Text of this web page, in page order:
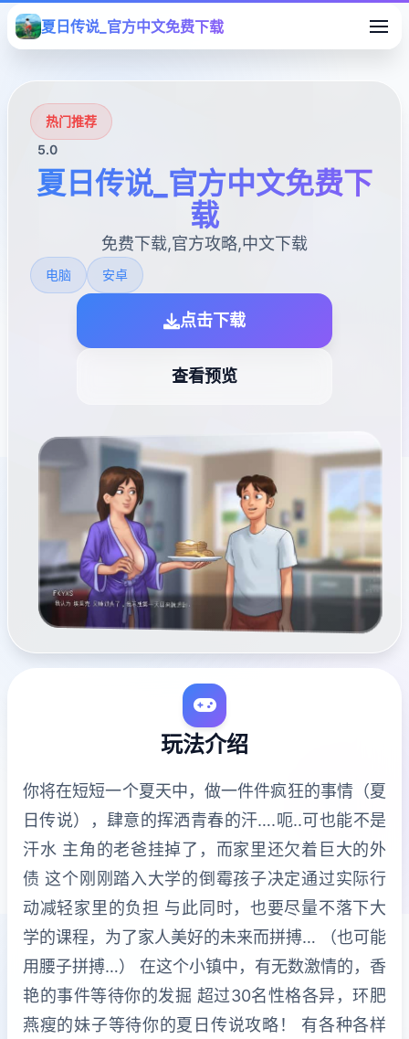
夏日传说_官方中文免费下载
热门推荐
5.0
夏日传说_官方中文免费下
载
免费下载,官方攻略,中文下载
电脑 安卓
点击下载
查看预览
玩法介绍
你将在短短一个夏天中，做一件件疯狂的事情（夏
日传说），肆意的挥洒青春的汗….呃..可也能不是
汗水 主角的老爸挂掉了，而家里还欠着巨大的外
债 这个刚刚踏入大学的倒霉孩子决定通过实际行
动减轻家里的负担 与此同时，也要尽量不落下大
学的课程，为了家人美好的未来而拼搏… （也可能
用腰子拼搏…） 在这个小镇中，有无数激情的，香
艳的事件等待你的发掘 超过30名性格各异，环肥
燕瘦的妹子等待你的夏日传说攻略！ 有各种各样